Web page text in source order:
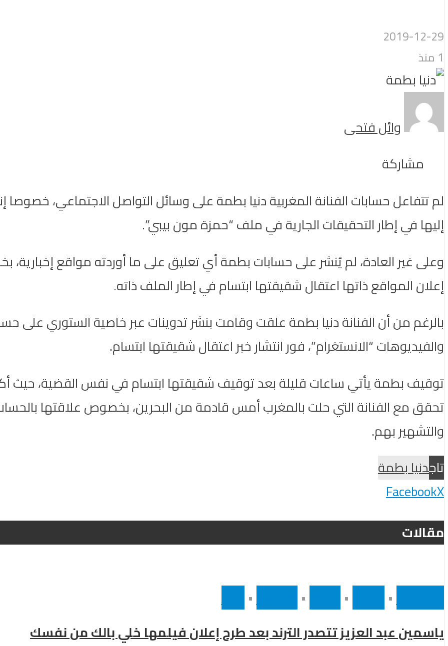
2019-12-29
1 منذ
وائل فتحى
مشاركة
لم تتفاعل حسابات الفنانة المغربية دنيا بطمة على وسائل التواصل الاجتماعي، خصوصا
إليها في إطار التحقيقات الجارية في ملف “حمزة مون بيبي”.
وعلى غير العادة، لم يُنشر على حسابات بطمة أي تعليق على ما أوردته مواقع
إعلان المواقع ذاتها اعتقال شقيقتها ابتسام في إطار الملف ذاته.
بالرغم من أن الفنانة دنيا بطمة علقت وقامت بنشر تدوينات عبر خاصية الستوري على
والفيديوهات “الانستغرام”، فور انتشار خبر اعتقال شقيقتها ابتسام.
توقيف بطمة يأتي ساعات قليلة بعد توقيف شقيقتها ابتسام في نفس القضية، حيث
تحقق مع الفنانة التي حلت بالمغرب أمس قادمة من البحرين، بخصوص علاقتها بالحساب
والتشهير بهم.
تاجدنيا بطمة
FacebookX
مقالات
•
•
•
•
ياسمين عبد العزيز تتصدر الترند بعد طرح إعلان فيلمها خلي بالك من نفسك